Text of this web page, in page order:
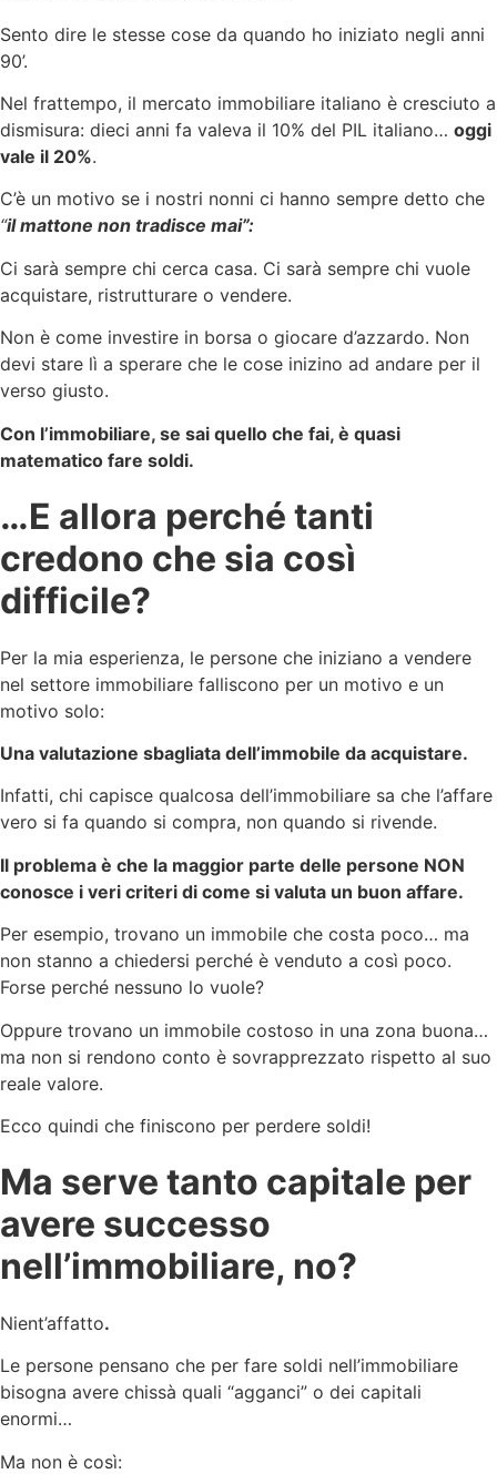
Sento dire le stesse cose da quando ho iniziato negli anni
90’.
Nel frattempo, il mercato immobiliare italiano è cresciuto a
dismisura: dieci anni fa valeva il 10% del PIL italiano… oggi
vale il 20%.
C’è un motivo se i nostri nonni ci hanno sempre detto che
“il mattone non tradisce mai”:
Ci sarà sempre chi cerca casa. Ci sarà sempre chi vuole
acquistare, ristrutturare o vendere.
Non è come investire in borsa o giocare d’azzardo. Non
devi stare lì a sperare che le cose inizino ad andare per il
verso giusto.
Con l’immobiliare, se sai quello che fai, è quasi
matematico fare soldi.
…E allora perché tanti
credono che sia così
difficile?
Per la mia esperienza, le persone che iniziano a vendere
nel settore immobiliare falliscono per un motivo e un
motivo solo:
Una valutazione sbagliata dell’immobile da acquistare.
Infatti, chi capisce qualcosa dell’immobiliare sa che l’affare
vero si fa quando si compra, non quando si rivende.
Il problema è che la maggior parte delle persone NON
conosce i veri criteri di come si valuta un buon affare.
Per esempio, trovano un immobile che costa poco… ma
non stanno a chiedersi perché è venduto a così poco.
Forse perché nessuno lo vuole?
Oppure trovano un immobile costoso in una zona buona…
ma non si rendono conto è sovrapprezzato rispetto al suo
reale valore.
Ecco quindi che finiscono per perdere soldi!
Ma serve tanto capitale per
avere successo
nell’immobiliare, no?
Nient’affatto.
Le persone pensano che per fare soldi nell’immobiliare
bisogna avere chissà quali “agganci” o dei capitali
enormi…
Ma non è così: